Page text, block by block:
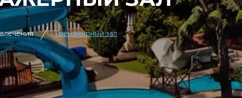
Тренажерный зал